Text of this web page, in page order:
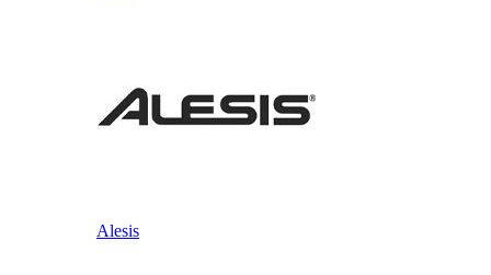
Alesis